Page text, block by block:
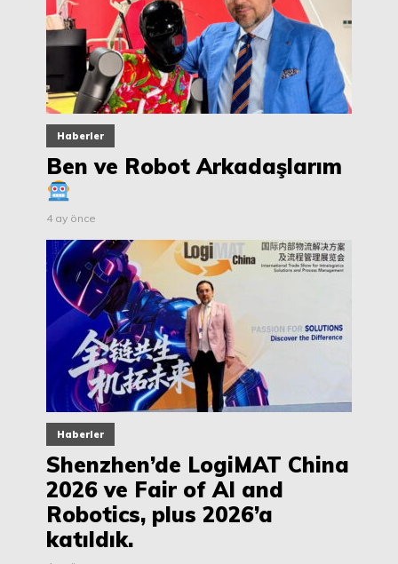
Haberler
Ben ve Robot Arkadaşlarım
4 ay önce
Haberler
Shenzhen’de LogiMAT China
2026 ve Fair of AI and
Robotics, plus 2026’a
katıldık.